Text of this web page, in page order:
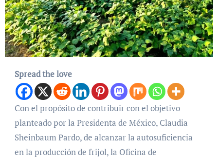
Spread the love
Con el propósito de contribuir con el objetivo
planteado por la Presidenta de México, Claudia
Sheinbaum Pardo, de alcanzar la autosuficiencia
en la producción de frijol, la Oficina de